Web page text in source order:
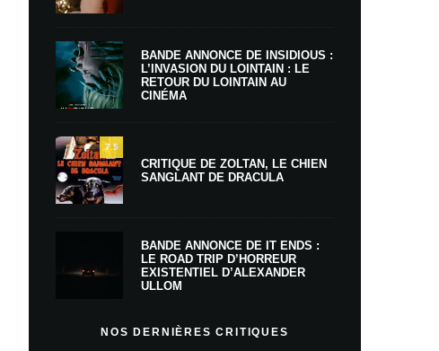
BANDE ANNONCE DE INSIDIOUS :
L’INVASION DU LOINTAIN : LE
RETOUR DU LOINTAIN AU
CINÉMA
7.5
CRITIQUE DE ZOLTAN, LE CHIEN
SANGLANT DE DRACULA
BANDE ANNONCE DE IT ENDS :
LE ROAD TRIP D’HORREUR
EXISTENTIEL D’ALEXANDER
ULLOM
NOS DERNIÈRES CRITIQUES